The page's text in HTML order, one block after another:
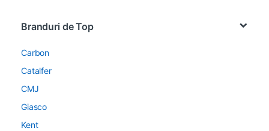
Branduri de Top
Carbon
Catalfer
CMJ
Giasco
Kent